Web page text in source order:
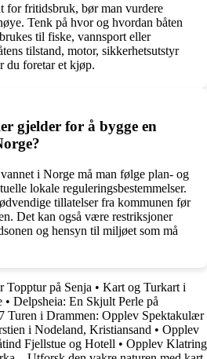
for fritidsbruk, bør man vurdere
Tenk på hvor og hvordan båten
til fiske, vannsport eller
tilstand, motor, sikkerhetsutstyr
du foretar et kjøp.
gjelder for å bygge en
i Norge må man følge plan- og
lokale reguleringsbestemmelser.
tillatelser fra kommunen før
Det kan også være restriksjoner
og hensyn til miljøet som må
Topptur på Senja • Kart og Turkart i
• Delpsheia: En Skjult Perle på
Turen i Drammen: Opplev Spektakulær
i Nodeland, Kristiansand • Opplev
Fjellstue og Hotell • Opplev Klatring